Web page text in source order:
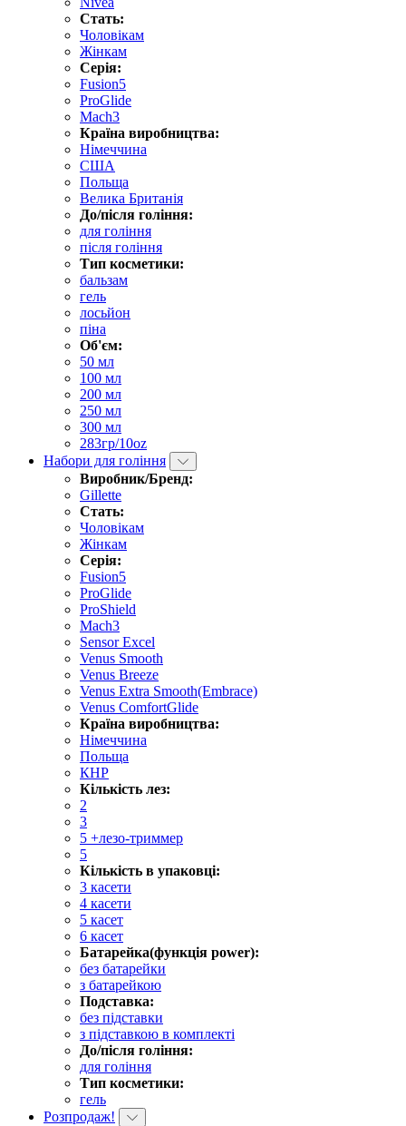
Стать:
Чоловікам
Жінкам
Серія:
Fusion5
ProGlide
Mach3
Країна виробництва:
Німеччина
США
Польща
Велика Британія
До/після гоління:
для гоління
після гоління
Тип косметики:
бальзам
гель
лосьйон
піна
Об'єм:
50 мл
100 мл
200 мл
250 мл
300 мл
283гр/10oz
Набори для гоління
Виробник/Бренд:
Gillette
Стать:
Чоловікам
Жінкам
Серія:
Fusion5
ProGlide
ProShield
Mach3
Sensor Excel
Venus Smooth
Venus Breeze
Venus Extra Smooth(Embrace)
Venus ComfortGlide
Країна виробництва:
Німеччина
Польща
КНР
Кількість лез:
2
3
5 +лезо-триммер
5
Кількість в упаковці:
3 касети
4 касети
5 касет
6 касет
Батарейка(функція power):
без батарейки
з батарейкою
Подставка:
без підставки
з підставкою в комплекті
До/після гоління:
для гоління
Тип косметики:
гель
Розпродаж!